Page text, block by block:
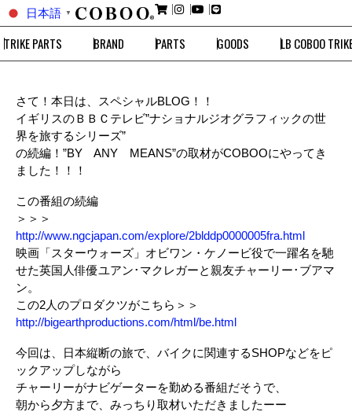
日本語 ▼
TRIKE PARTS BRAND PARTS GOODS LB COBOO
さて！本日は、スペシャルBLOG！！
イギリスのＢＢＣテレビ”ナショナルジオグラフィックの世
界を旅するシリーズ”
の続編！”BY ANY MEANS”の取材がCOBOOにやってき
ました！！！
この番組の続編
＞＞＞
http://www.ngcjapan.com/explore/2blddp0000005fra.html
映画「スターウォーズ」オビワン・ケノービ役で一躍名を馳
せた英国人俳優ユアン･マクレガーと親友チャーリー･ブアマ
ン。
この2人のプロダクツがこちら＞＞
http://bigearthproductions.com/html/be.html
今回は、日本縦断の旅で、バイクに関連するSHOPなどをピ
ックアップしながら
チャーリーがナビゲーターを勤める番組だそうで、
朝から夕方まで、みっちり取材いただきましたーー